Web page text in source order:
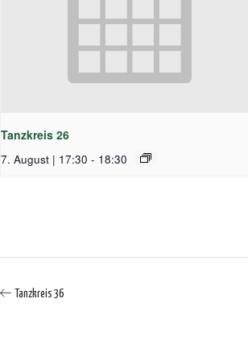
Tanzkreis 26
7. August | 17:30 - 18:30
Tanzkreis 36